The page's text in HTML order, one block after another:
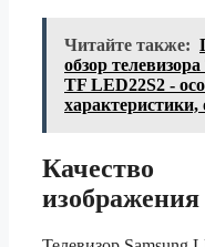
Читайте также:
обзор
TF LED22S2 -
Качество
изображения